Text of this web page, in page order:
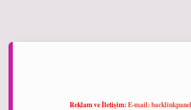
Reklam ve İletişim:E-mail: